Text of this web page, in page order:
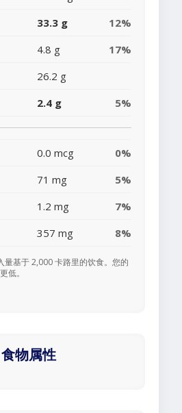
33.3 g
12%
4.8 g
17%
26.2 g
2.4 g 5%
0.0 mcg
0%
71 mg
5%
1.2 mg
7%
357 mg 8%
量基于 2,000 卡路里的饮食。您的
低。
食物属性